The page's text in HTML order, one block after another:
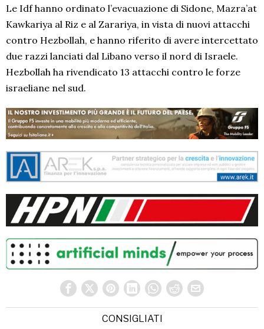
Le Idf hanno ordinato l’evacuazione di Sidone, Mazra’at
Kawkariya al Riz e al Zarariya, in vista di nuovi attacchi
contro Hezbollah, e hanno riferito di avere intercettato
due razzi lanciati dal Libano verso il nord di Israele.
Hezbollah ha rivendicato 13 attacchi contro le forze
israeliane nel sud.
CONSIGLIATI